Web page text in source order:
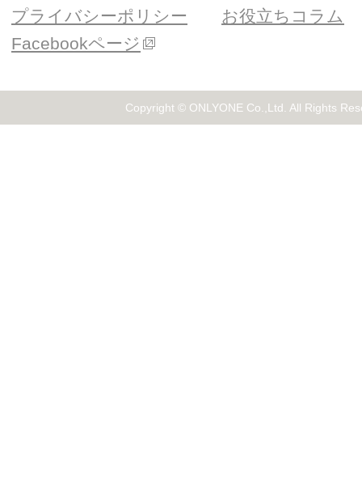
プライバシーポリシー
お役立ちコラム
Facebookページ
Copyright © ONLYONE Co.,Ltd. All Rights